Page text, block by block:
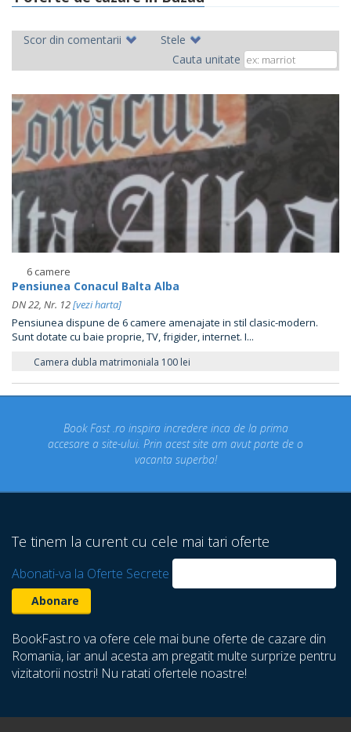
Scor din comentarii
Stele
Cauta unitate
6 camere
Pensiunea Conacul Balta Alba
DN 22, Nr. 12[vezi harta]
Pensiunea dispune de 6 camere amenajate in stil clasic-modern.
Sunt dotate cu baie proprie, TV, frigider, internet. I...
Camera dubla matrimoniala 100 lei
incredere inca de la prima
Prin acest site am avut parte de o
Concediul nostru
un concediu de vis.
Te tinem la curent cu cele mai tari oferte
Abonati-va la Oferte Secrete
BookFast.ro va ofere cele mai bune oferte de cazare din
Romania, iar anul acesta am pregatit multe surprize pentru
vizitatorii nostri! Nu ratati ofertele noastre!